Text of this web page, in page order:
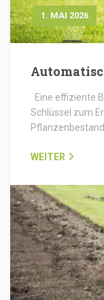
1. MAI 2026
Eine effiziente
Schlüssel zum
WEITER